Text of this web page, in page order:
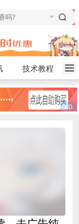
技术教程